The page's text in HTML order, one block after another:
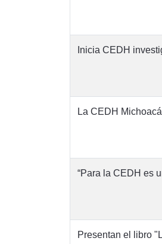
Inicia CEDH
La CEDH
“Para la CEDH es
Presentan el libro